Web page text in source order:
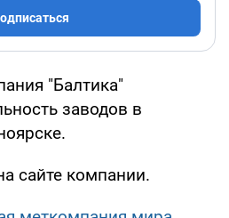
"Балтика"
заводов в
сайте компании.